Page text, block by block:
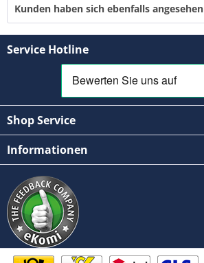
Kunden haben sich ebenfalls angesehen
Service Hotline
Shop Service
Informationen